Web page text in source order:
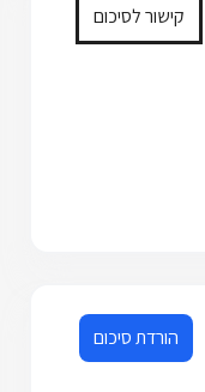
קישור לסיכום
הורדת סיכום